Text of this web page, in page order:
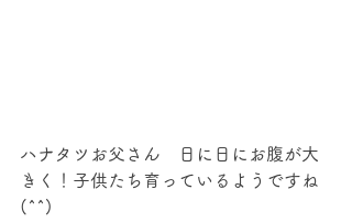
ハナタツお父さん　日に日にお腹が大
きく！子供たち育っているようですね
(^^)